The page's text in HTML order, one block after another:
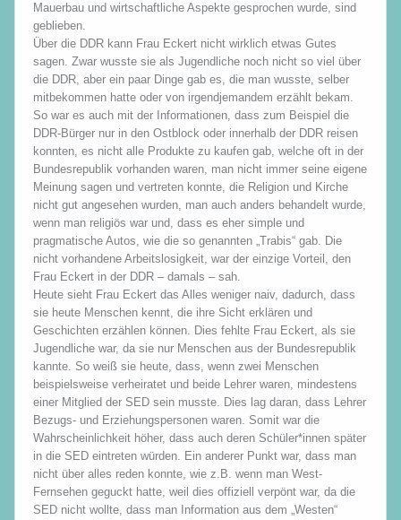
Mauerbau und wirtschaftliche Aspekte gesprochen wurde, sind
geblieben.
Über die DDR kann Frau Eckert nicht wirklich etwas Gutes
sagen. Zwar wusste sie als Jugendliche noch nicht so viel über
die DDR, aber ein paar Dinge gab es, die man wusste, selber
mitbekommen hatte oder von irgendjemandem erzählt bekam.
So war es auch mit der Informationen, dass zum Beispiel die
DDR-Bürger nur in den Ostblock oder innerhalb der DDR reisen
konnten, es nicht alle Produkte zu kaufen gab, welche oft in der
Bundesrepublik vorhanden waren, man nicht immer seine eigene
Meinung sagen und vertreten konnte, die Religion und Kirche
nicht gut angesehen wurden, man auch anders behandelt wurde,
wenn man religiös war und, dass es eher simple und
pragmatische Autos, wie die so genannten „Trabis“ gab. Die
nicht vorhandene Arbeitslosigkeit, war der einzige Vorteil, den
Frau Eckert in der DDR – damals – sah.
Heute sieht Frau Eckert das Alles weniger naiv, dadurch, dass
sie heute Menschen kennt, die ihre Sicht erklären und
Geschichten erzählen können. Dies fehlte Frau Eckert, als sie
Jugendliche war, da sie nur Menschen aus der Bundesrepublik
kannte. So weiß sie heute, dass, wenn zwei Menschen
beispielsweise verheiratet und beide Lehrer waren, mindestens
einer Mitglied der SED sein musste. Dies lag daran, dass Lehrer
Bezugs- und Erziehungspersonen waren. Somit war die
Wahrscheinlichkeit höher, dass auch deren Schüler*innen später
in die SED eintreten würden. Ein anderer Punkt war, dass man
nicht über alles reden konnte, wie z.B. wenn man West-
Fernsehen geguckt hatte, weil dies offiziell verpönt war, da die
SED nicht wollte, dass man Information aus dem „Westen“